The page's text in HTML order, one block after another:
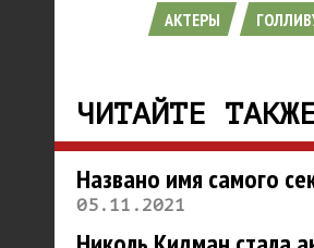
АКТЕРЫ
ЧИТАЙТЕ
Названо имя самого
05.11.2021